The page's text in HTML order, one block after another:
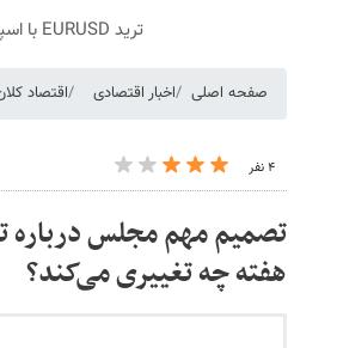
ترید EURUSD با اسپرد از صفر پیپ
صفحه اصلی اخبار اقتصادی اقتصاد
۴ نفر
تصمیم مهم مجلس درباره
هفته چه تغییری می‌کند؟